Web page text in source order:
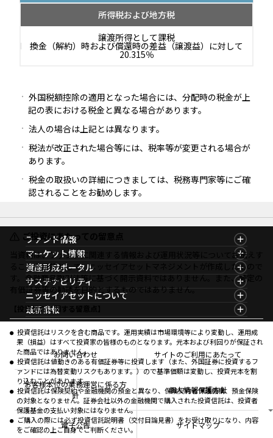
所得税および地方税
譲渡所得として課税
換金（解約）時および償還時の差益（譲渡益）に対して
20.315％
外国税額控除の適用となった場合には、分配時の税金が上
記の表における税金と異なる場合があります。
法人の場合は上記とは異なります。
税法が改正された場合等には、税率等が変更される場合が
あります。
税金の取扱いの詳細につきましては、税務専門家等にご確
認されることをお勧めします。
ご投資にあたっての留意点
当資料は、ファンドに関連する情報および運用状況等についてお伝えす
ることを目的として、ニッセイアセットマネジメントが作成したもので
す。金融商品取引法等に基づく開示資料ではありません。また、特定の
有価証券等の勧誘を目的とするものではありません。
【投資信託に関する留意点】
投資信託はリスクを含む商品です。運用実績は市場環境等により変動し、運用成
果（損益）はすべて投資家の皆様のものとなります。元本および利回りが保証され
た商品ではありません。
投資信託は値動きのある有価証券等に投資します（また、外国証券に投資するフ
ァンドには為替変動リスクもあります。）ので基準価額は変動し、投資元本を割
り込むことがあります。
投資信託は保険契約や金融機関の預金と異なり、保険契約者保護機構、預金保険
の対象となりません。証券会社以外の金融機関で購入された投資信託は、投資者
保護基金の支払い対象にはなりません。
ご購入の際には必ず投資信託説明書（交付目論見書）をお受け取りになり、内容
をご確認の上ご自身でご判断ください。
ファンド情報
ファンド情報TOP
基準価額一覧
ファンド検索
ファンド比較
決算カレンダー
海外休日カレンダー
投資信託新商品のご案内
投資信託償還商品のご案内
ちょこっと3分！ファンドシアター
有価証券届出書の効力の発生の有無について
こだわりのインデックスファンド 購入・換金手数料
なしシリーズ
確定拠出年金について
マーケット情報
マーケット情報TOP
マーケット指数
マーケットレポート
コラム
ファンドレポート
資産形成ポータル
資産形成ポータルTOP
資産形成サービス
Nダイレクト
Goal Navi
資産形成サポート
NAMシティ
お問い合わせ
よくあるご質問
投資の教室
サステナビリティ
サステナビリティTOP
サステナビリティ経営
サステナブル投資
ニッセイアセットについて
ニッセイアセットについてTOP
会社情報
プレスリリース
受賞歴
方針・その他開示情報
採用情報
公式キャラクターのご紹介
最新情報
マーケットニュース
商品ニュース
おしらせ
メディアお問い合わせ サイトのご利用にあたって
お客様本位の業務運営に係る方
針
個人情報保護方針
電子公告 サイトマップ